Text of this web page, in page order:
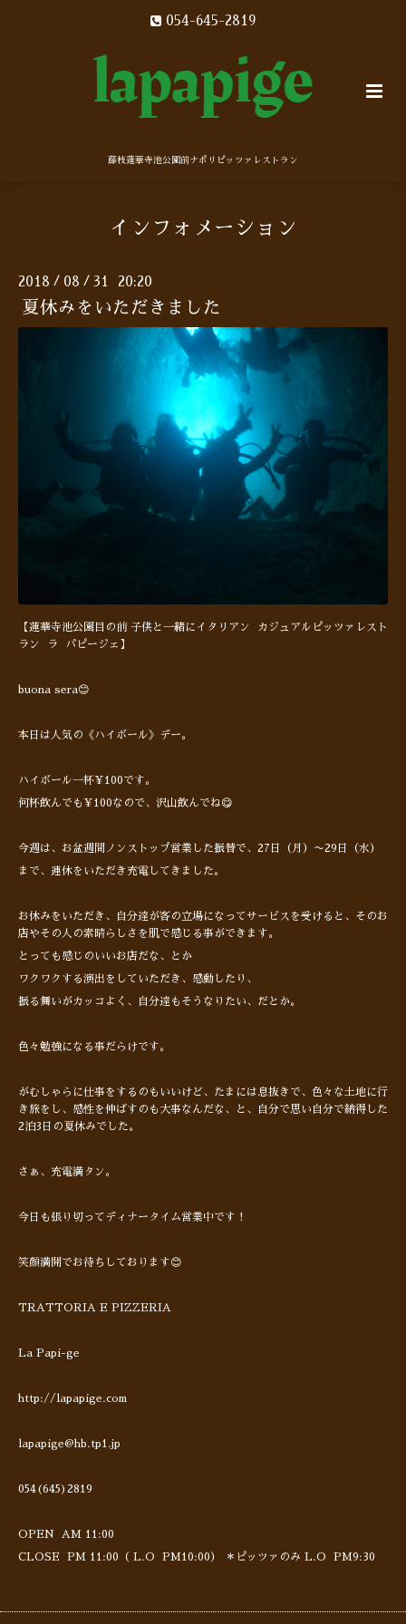
054-645-2819
藤枝蓮華寺池公園前ナポリピッツァレストラン
インフォメーション
2018 / 08 / 31 20:20
夏休みをいただきました
【蓮華寺池公園目の前 子供と一緒にイタリアン カジュアルピッツァレスト
ラン ラ パピージェ】
buona sera😊
本日は人気の《ハイボール》デー。
ハイボール一杯¥100です。
何杯飲んでも¥100なので、沢山飲んでね😋
今週は、お盆週間ノンストップ営業した振替で、27日（月）〜29日（水）
まで、連休をいただき充電してきました。
お休みをいただき、自分達が客の立場になってサービスを受けると、そのお
店やその人の素晴らしさを肌で感じる事ができます。
とっても感じのいいお店だな、とか
ワクワクする演出をしていただき、感動したり、
振る舞いがカッコよく、自分達もそうなりたい、だとか。
色々勉強になる事だらけです。
がむしゃらに仕事をするのもいいけど、たまには息抜きで、色々な土地に行
き旅をし、感性を伸ばすのも大事なんだな、と、自分で思い自分で納得した
2泊3日の夏休みでした。
さぁ、充電満タン。
今日も張り切ってディナータイム営業中です！
笑顔満開でお待ちしております😊
TRATTORIA E PIZZERIA
La Papi-ge
http://lapapige.com
lapapige@hb.tp1.jp
054(645)2819
OPEN AM 11:00
CLOSE PM 11:00（ L.O PM10:00） ＊ピッツァのみ L.O PM9:30